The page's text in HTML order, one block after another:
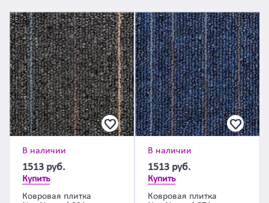
В наличии
1513 руб.
Купить
Ковровая плитка
В наличии
1513 руб.
Купить
Ковровая плитка